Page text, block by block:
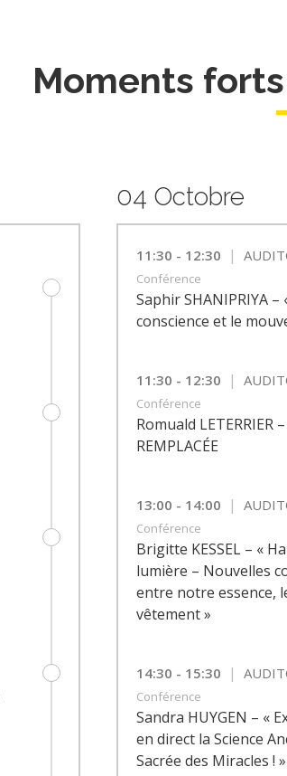
Moments forts
04 Octobre
11:30 - 12:30 |
Conférence
Saphir SHANIPRIYA –
conscience et le
11:30 - 12:30 |
Conférence
Romuald LETERRIER
REMPLACÉE
13:00 - 14:00 |
Conférence
Brigitte KESSEL – «
lumière – Nouvelles
entre notre essence,
vêtement »
14:30 - 15:30 |
Conférence
Sandra HUYGEN – «
en direct la Science
Sacrée des Miracles ! »